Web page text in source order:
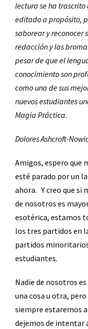
lectura se ha trascrito
editado a propósito,
saborear y reconocer
redacción y las
pesar de que el
conocimiento son
como una de sus
nuevos estudiantes
Magia Práctica.
Dolores Ashcroft-
Amigos, espero que
esté parado por un
ahora. Y creo que si
de nosotros es
esotérica, estamos
los tres partidos en
partidos
estudiantes.
Nadie de nosotros
una cosa u otra,
siempre estaremos
dejemos de intentar